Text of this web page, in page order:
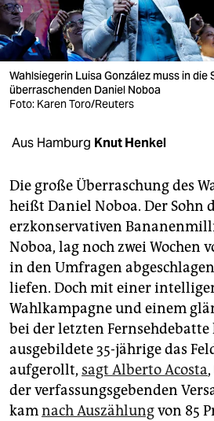
wahrheit
verlag
verlag
shop
fragen & hilfe
unterstützen
abo
genossenschaft
epaper login
Wahlsiegerin Luisa González muss in die
überraschenden Daniel Noboa
Foto: Karen Toro/Reuters
Aus Hamburg Knut Henkel
Die große Überraschung des
heißt Daniel Noboa. Der Sohn
erzkonservativen
Noboa, lag noch zwei Wochen
in den Umfragen
liefen. Doch mit einer
Wahlkampagne und einem
bei der letzten Fernsehdebatte
ausgebildete 35-jährige das
aufgerollt, sagt Alberto Acosta
der verfassungsgebenden
kamnach Auszählungvon 85